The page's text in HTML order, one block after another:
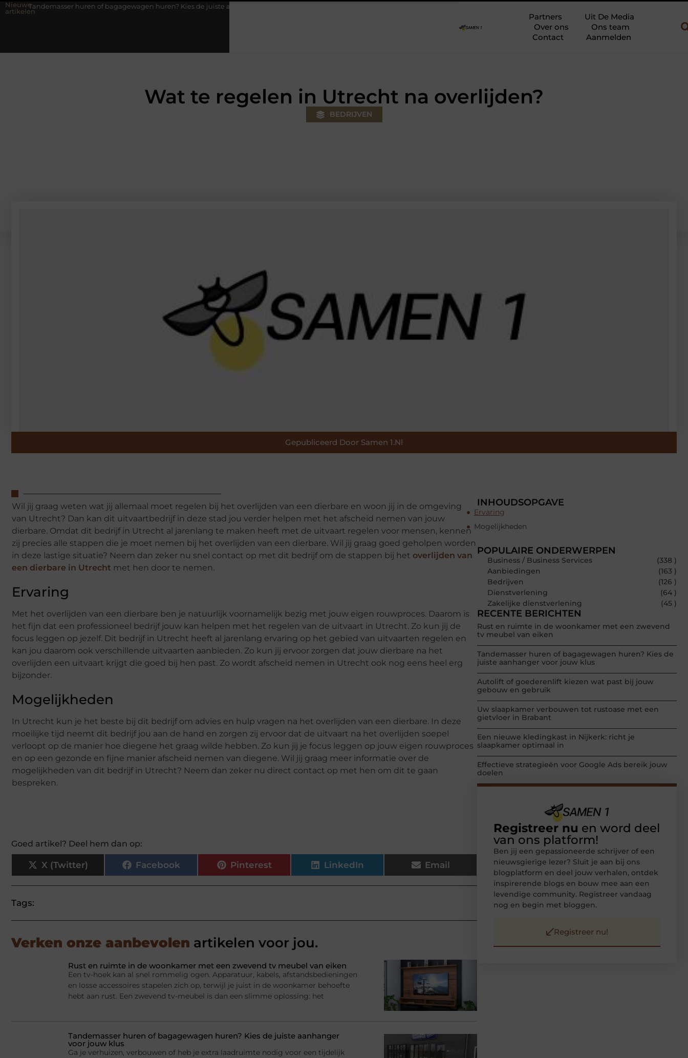
Nieuwe
artikelen
huren of bagagewagen huren? Kies de juiste aanhanger voor jouw klus
Partners
Uit De Media
Over ons
Ons team
Contact
Aanmelden
Wat te regelen in Utrecht na overlijden?
BEDRIJVEN
Gepubliceerd Door Samen 1.nl
Wil jij graag weten wat jij allemaal moet regelen bij het overlijden van een dierbare en woon jij in de omgeving
van Utrecht? Dan kan dit uitvaartbedrijf in deze stad jou verder helpen met het afscheid nemen van jouw
dierbare. Omdat dit bedrijf in Utrecht al jarenlang te maken heeft met de uitvaart regelen voor mensen, kennen
zij precies alle stappen die je moet nemen bij het overlijden van een dierbare. Wil jij graag goed geholpen worden
in deze lastige situatie? Neem dan zeker nu snel contact op met dit bedrijf om de stappen bij het overlijden van
een dierbare in Utrecht met hen door te nemen.
Ervaring
Met het overlijden van een dierbare ben je natuurlijk voornamelijk bezig met jouw eigen rouwproces. Daarom is
het fijn dat een professioneel bedrijf jouw kan helpen met het regelen van de uitvaart in Utrecht. Zo kun jij de
focus leggen op jezelf. Dit bedrijf in Utrecht heeft al jarenlang ervaring op het gebied van uitvaarten regelen en
kan jou daarom ook verschillende uitvaarten aanbieden. Zo kun jij ervoor zorgen dat jouw dierbare na het
overlijden een uitvaart krijgt die goed bij hen past. Zo wordt afscheid nemen in Utrecht ook nog eens heel erg
bijzonder.
Mogelijkheden
In Utrecht kun je het beste bij dit bedrijf om advies en hulp vragen na het overlijden van een dierbare. In deze
moeilijke tijd neemt dit bedrijf jou aan de hand en zorgen zij ervoor dat de uitvaart na het overlijden soepel
verloopt op de manier hoe diegene het graag wilde hebben. Zo kun jij je focus leggen op jouw eigen rouwproces
en op een gezonde en fijne manier afscheid nemen van diegene. Wil jij graag meer informatie over de
mogelijkheden van dit bedrijf in Utrecht? Neem dan zeker nu direct contact op met hen om dit te gaan
bespreken.
Goed artikel? Deel hem dan op:
X (Twitter) Facebook Pinterest LinkedIn Email
Tags:
Verken onze aanbevolen artikelen voor jou.
Rust en ruimte in de woonkamer met een zwevend tv meubel van eiken
Een tv-hoek kan al snel rommelig ogen. Apparatuur, kabels, afstandsbedieningen
en losse accessoires stapelen zich op, terwijl je juist in de woonkamer behoefte
hebt aan rust. Een zwevend tv-meubel is dan een slimme oplossing: het
Tandemasser huren of bagagewagen huren? Kies de juiste aanhanger
voor jouw klus
Ga je verhuizen, verbouwen of heb je extra laadruimte nodig voor een tijdelijk
INHOUDSOPGAVE
Ervaring
Mogelijkheden
POPULAIRE ONDERWERPEN
Business / Business Services
(338 )
Aanbiedingen
(163 )
Bedrijven
(126 )
Dienstverlening
(64 )
Zakelijke dienstverlening
(45 )
RECENTE BERICHTEN
Rust en ruimte in de woonkamer met een zwevend
tv meubel van eiken
Tandemasser huren of bagagewagen huren? Kies de
juiste aanhanger voor jouw klus
Autolift of goederenlift kiezen wat past bij jouw
gebouw en gebruik
Uw slaapkamer verbouwen tot rustoase met een
gietvloer in Brabant
Een nieuwe kledingkast in Nijkerk: richt je
slaapkamer optimaal in
Effectieve strategieën voor Google Ads bereik jouw
doelen
Registreer nu en word deel
van ons platform!
Ben jij een gepassioneerde schrijver of een
nieuwsgierige lezer? Sluit je aan bij ons
blogplatform en deel jouw verhalen, ontdek
inspirerende blogs en bouw mee aan een
levendige community. Registreer vandaag
nog en begin met bloggen.
Registreer nu!